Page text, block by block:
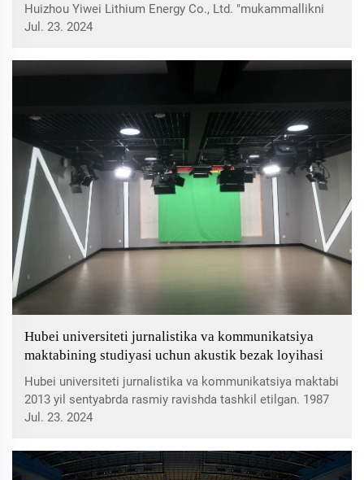
Huizhou Yiwei Lithium Energy Co., Ltd. "mukammallikni
izlash, sifat birinchi, qiymat yaratish, va'dalarni saqlash va
qaratmoqda. 20 yildan ortiq tez rivojlanishdan so'ng...
Jul. 23. 2024
Hubei universiteti jurnalistika va kommunikatsiya
maktabining studiyasi uchun akustik bezak loyihasi
Hubei universiteti jurnalistika va kommunikatsiya maktabi
2013 yil sentyabrda rasmiy ravishda tashkil etilgan. 1987
yilda maktab jurnalistika mutaxassisligini tashkil etishni
mutaxassisligini tashkil etgan uchinchi ta'lim
muassasasi...
Jul. 23. 2024